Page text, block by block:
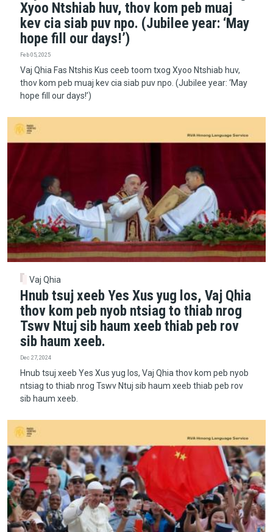
Xyoo Ntshiab huv, thov kom peb muaj
kev cia siab puv npo. (Jubilee year: ‘May
hope fill our days!’)
Feb 05, 2025
Vaj Qhia Fas Ntshis Kus ceeb toom txog Xyoo Ntshiab huv,
thov kom peb muaj kev cia siab puv npo. (Jubilee year: ‘May
hope fill our days!’)
Vaj Qhia
Hnub tsuj xeeb Yes Xus yug los, Vaj Qhia
thov kom peb nyob ntsiag to thiab nrog
Tswv Ntuj sib haum xeeb thiab peb rov
sib haum xeeb.
Dec 27, 2024
Hnub tsuj xeeb Yes Xus yug los, Vaj Qhia thov kom peb nyob
ntsiag to thiab nrog Tswv Ntuj sib haum xeeb thiab peb rov
sib haum xeeb.